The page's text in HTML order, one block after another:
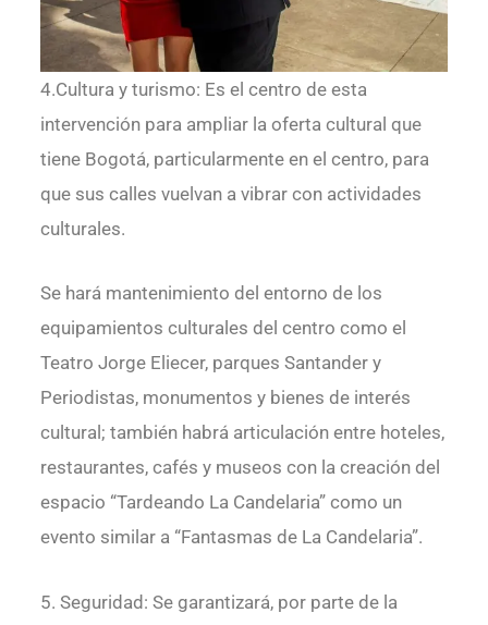
4.Cultura y turismo: Es el centro de esta
intervención para ampliar la oferta cultural que
tiene Bogotá, particularmente en el centro, para
que sus calles vuelvan a vibrar con actividades
culturales.
Se hará mantenimiento del entorno de los
equipamientos culturales del centro como el
Teatro Jorge Eliecer, parques Santander y
Periodistas, monumentos y bienes de interés
cultural; también habrá articulación entre hoteles,
restaurantes, cafés y museos con la creación del
espacio “Tardeando La Candelaria” como un
evento similar a “Fantasmas de La Candelaria”.
5. Seguridad: Se garantizará, por parte de la